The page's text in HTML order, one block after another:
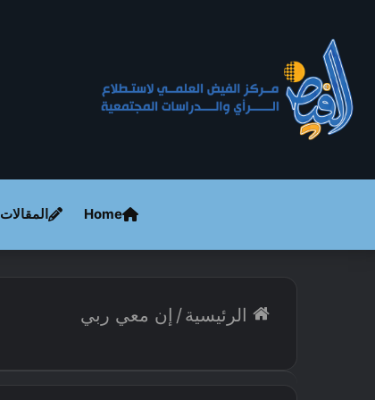
Home المقالات
الرئيسية/ إن معي ربي